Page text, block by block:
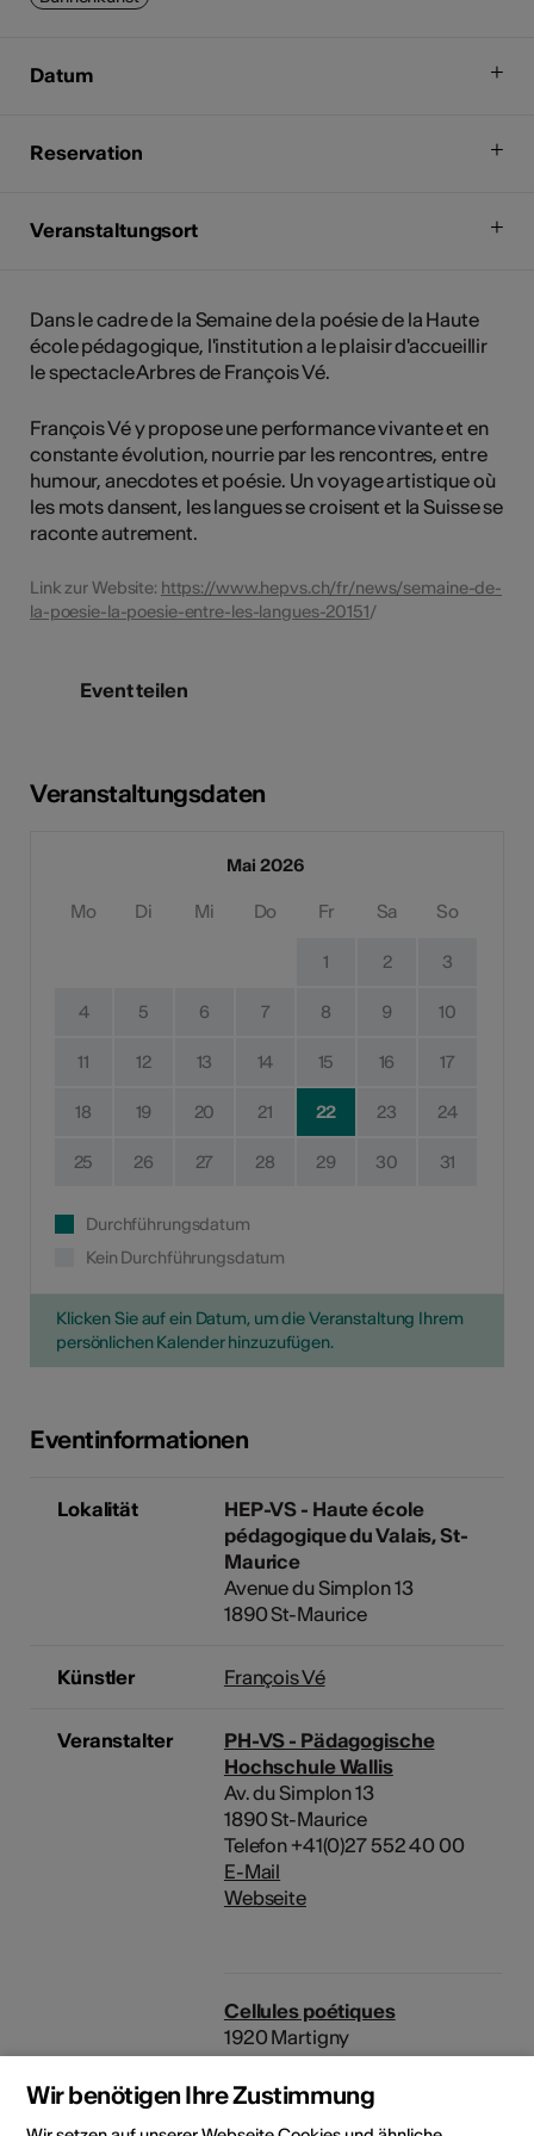
Datum
Reservation
Veranstaltungsort
Dans le cadre de la Semaine de la poésie de la Haute
école pédagogique, l'institution a le plaisir d'accueillir
le spectacle Arbres de François Vé.
François Vé y propose une performance vivante et en
constante évolution, nourrie par les rencontres, entre
humour, anecdotes et poésie. Un voyage artistique où
les mots dansent, les langues se croisent et la Suisse se
raconte autrement.
Link zur Website: https://www.hepvs.ch/fr/news/semaine-de-
la-poesie-la-poesie-entre-les-langues-20151/
Event teilen
Veranstaltungsdaten
Mai 2026
Mo Di Mi Do Fr Sa So
1 2 3
4 5 6 7 8 9 10
11 12 13 14 15 16 17
18 19 20 21 22 23 24
25 26 27 28 29 30 31
Durchführungsdatum
Kein Durchführungsdatum
Klicken Sie auf ein Datum, um die Veranstaltung Ihrem
persönlichen Kalender hinzuzufügen.
Eventinformationen
Lokalität
HEP-VS - Haute école
pédagogique du Valais, St-
Maurice
Avenue du Simplon 13
1890 St-Maurice
Künstler François Vé
Veranstalter
PH-VS - Pädagogische
Hochschule Wallis
Av. du Simplon 13
1890 St-Maurice
Telefon +41(0)27 552 40 00
E-Mail
Webseite
Cellules poétiques
1920 Martigny
1920 Martigny
E-Mail
Wir benötigen Ihre Zustimmung